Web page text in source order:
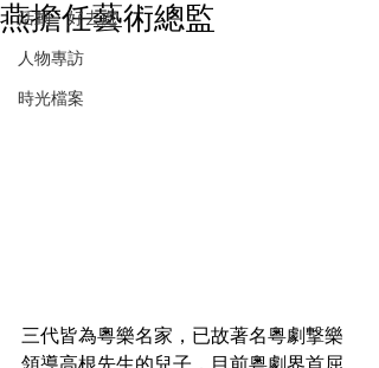
活動・好去處
人物專訪
時光檔案
燕擔任藝術總監
三代皆為粵樂名家，已故著名粵劇撃樂
領導高根先生的兒子，目前粵劇界首屈